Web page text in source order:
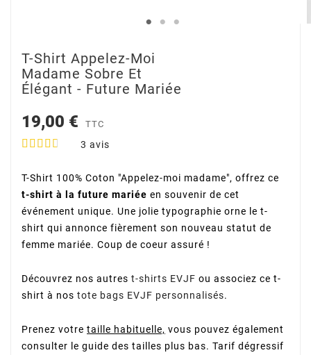
T-Shirt Appelez-Moi
Madame Sobre Et
Élégant - Future Mariée
19,00 € TTC
3 avis
T-Shirt 100% Coton "Appelez-moi madame", offrez ce
t-shirt à la future mariée en souvenir de cet
événement unique. Une jolie typographie orne le t-
shirt qui annonce fièrement son nouveau statut de
femme mariée. Coup de coeur assuré !
Découvrez nos autres t-shirts EVJF ou associez ce t-
shirt à nos tote bags EVJF personnalisés.
Prenez votre taille habituelle, vous pouvez également
consulter le guide des tailles plus bas. Tarif dégressif